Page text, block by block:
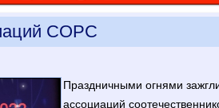
СОРС
Праздничными огнями
ассоциаций